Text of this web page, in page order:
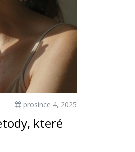
prosince 4, 2025
které